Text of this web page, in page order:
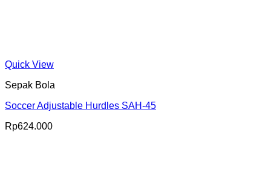
Quick View
Sepak Bola
Soccer Adjustable Hurdles SAH-45
Rp624.000